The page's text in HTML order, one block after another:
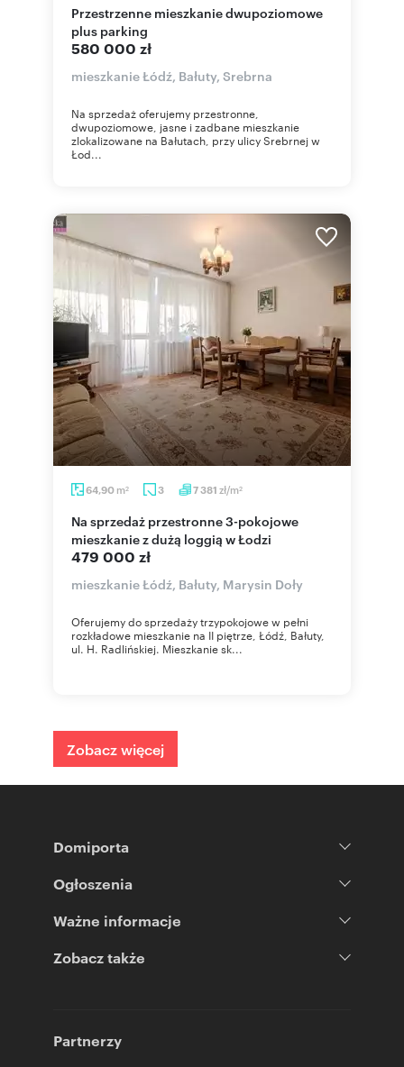
Przestrzenne mieszkanie dwupoziomowe
plus parking
580 000 zł
mieszkanie Łódź, Bałuty, Srebrna
Na sprzedaż oferujemy przestronne,
dwupoziomowe, jasne i zadbane mieszkanie
zlokalizowane na Bałutach, przy ulicy Srebrnej w
Łod...
64,90 m2 3 7 381 zł/m2
Na sprzedaż przestronne 3-pokojowe
mieszkanie z dużą loggią w Łodzi
479 000 zł
mieszkanie Łódź, Bałuty, Marysin Doły
Oferujemy do sprzedaży trzypokojowe w pełni
rozkładowe mieszkanie na II piętrze, Łódź, Bałuty,
ul. H. Radlińskiej. Mieszkanie sk...
Zobacz więcej
Domiporta
Ogłoszenia
Ważne informacje
Zobacz także
Partnerzy